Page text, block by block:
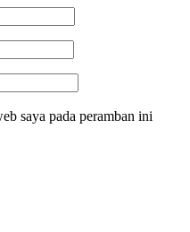
saya pada peramban ini